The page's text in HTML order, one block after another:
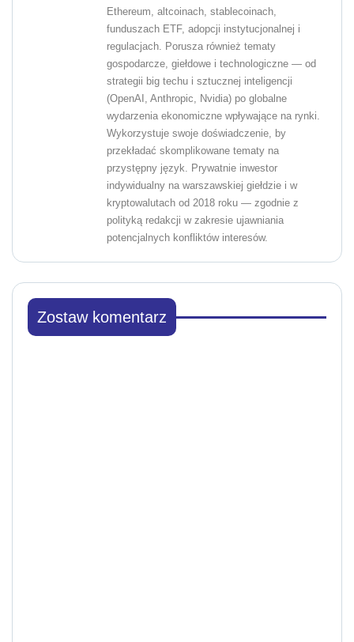
Ethereum, altcoinach, stablecoinach,
funduszach ETF, adopcji instytucjonalnej i
regulacjach. Porusza również tematy
gospodarcze, giełdowe i technologiczne — od
strategii big techu i sztucznej inteligencji
(OpenAI, Anthropic, Nvidia) po globalne
wydarzenia ekonomiczne wpływające na rynki.
Wykorzystuje swoje doświadczenie, by
przekładać skomplikowane tematy na
przystępny język. Prywatnie inwestor
indywidualny na warszawskiej giełdzie i w
kryptowalutach od 2018 roku — zgodnie z
polityką redakcji w zakresie ujawniania
potencjalnych konfliktów interesów.
Zostaw komentarz